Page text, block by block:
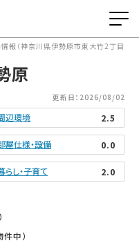
報（神奈川県伊勢原市東大竹2丁目
原
更新日：2026/08/02
辺環境 2.5
屋仕様・設備 0.0
らし・子育て 2.0
中）